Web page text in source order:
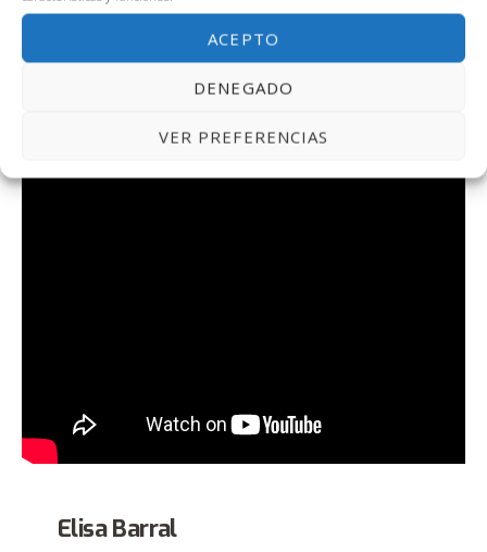
ACEPTO
DENEGADO
VER PREFERENCIAS
En estos momentos la economía mundial y, por tanto,
nuestra forma de vida, depende de la salud y de cómo
gestionemos esta crisis sanitaria.
Elisa Barral